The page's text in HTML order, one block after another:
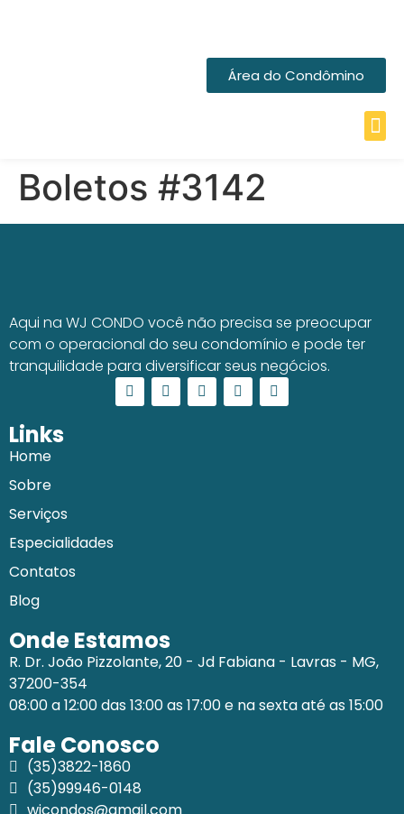
Área do Condômino
Boletos #3142
Aqui na WJ CONDO você não precisa se preocupar
com o operacional do seu condomínio e pode ter
tranquilidade para diversificar seus negócios.
Links
Home
Sobre
Serviços
Especialidades
Contatos
Blog
Onde Estamos
R. Dr. João Pizzolante, 20 - Jd Fabiana - Lavras - MG,
37200-354
08:00 a 12:00 das 13:00 as 17:00 e na sexta até as 15:00
Fale Conosco
(35)3822-1860
(35)99946-0148